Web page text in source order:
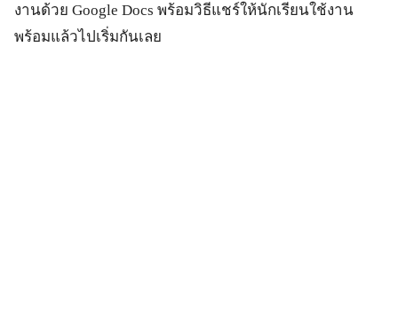
งานด้วย Google Docs พร้อมวิธีแชร์ให้นักเรียนใช้งาน
พร้อมแล้วไปเริ่มกันเลย